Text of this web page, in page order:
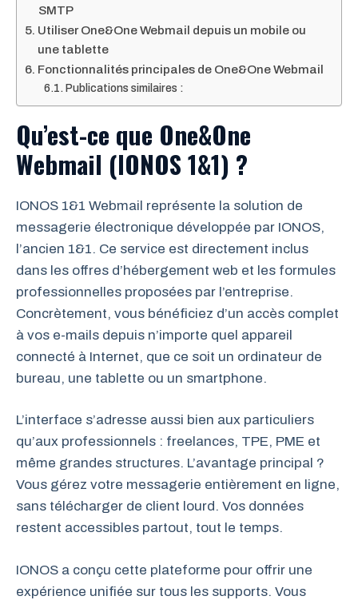
SMTP
Utiliser One&One Webmail depuis un mobile ou
une tablette
Fonctionnalités principales de One&One Webmail
Publications similaires :
Qu’est-ce que One&One
Webmail (IONOS 1&1) ?
IONOS 1&1 Webmail représente la solution de
messagerie électronique développée par IONOS,
l’ancien 1&1. Ce service est directement inclus
dans les offres d’hébergement web et les formules
professionnelles proposées par l’entreprise.
Concrètement, vous bénéficiez d’un accès complet
à vos e-mails depuis n’importe quel appareil
connecté à Internet, que ce soit un ordinateur de
bureau, une tablette ou un smartphone.
L’interface s’adresse aussi bien aux particuliers
qu’aux professionnels : freelances, TPE, PME et
même grandes structures. L’avantage principal ?
Vous gérez votre messagerie entièrement en ligne,
sans télécharger de client lourd. Vos données
restent accessibles partout, tout le temps.
IONOS a conçu cette plateforme pour offrir une
expérience unifiée sur tous les supports. Vous